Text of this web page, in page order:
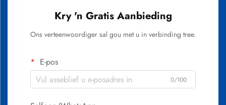
Kry 'n Gratis Aanbieding
Ons verteenwoordiger sal gou met u in verbinding tree.
E-pos
0/100